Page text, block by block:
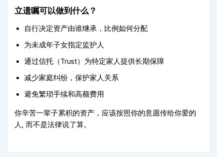
立遗嘱可以做到什么？
自行决定资产由谁继承，比例如何分配
为未成年子女指定监护人
通过信托（Trust）为特定家人提供长期保障
减少家庭纠纷，保护家人关系
避免繁琐手续和高额费用
你辛苦一辈子累积的资产，应该按照你的意愿传给你爱的
人, 而不是法律说了算。